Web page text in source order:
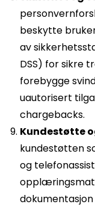
beskytte
av
DSS) for sikre
forebygge
uautorisert
chargebacks.
Kundestøtte
kundestøtten
og